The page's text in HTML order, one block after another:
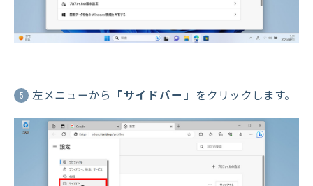
5 左メニューから 「サイドバー」 をクリックします。